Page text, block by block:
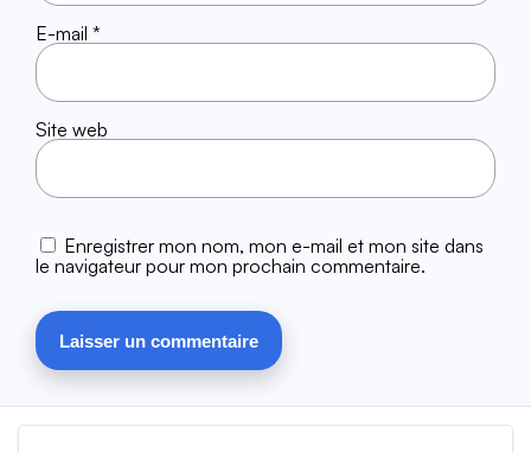
E-mail *
Site web
Enregistrer mon nom, mon e-mail et mon site dans
le navigateur pour mon prochain commentaire.